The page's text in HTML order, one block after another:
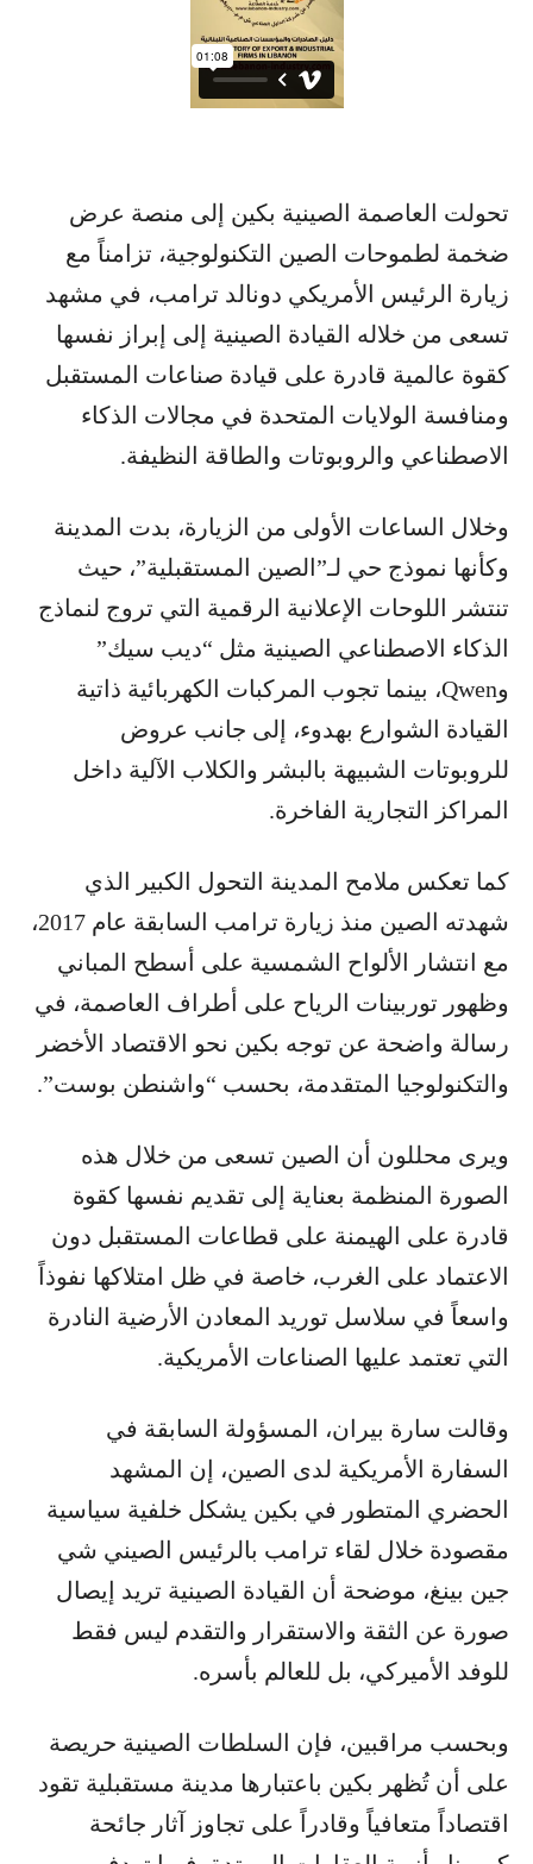
تحولت العاصمة الصينية بكين إلى منصة عرض
ضخمة لطموحات الصين التكنولوجية، تزامناً مع
زيارة الرئيس الأمريكي دونالد ترامب، في مشهد
تسعى من خلاله القيادة الصينية إلى إبراز نفسها
كقوة عالمية قادرة على قيادة صناعات المستقبل
ومنافسة الولايات المتحدة في مجالات الذكاء
الاصطناعي والروبوتات والطاقة النظيفة.
وخلال الساعات الأولى من الزيارة، بدت المدينة
وكأنها نموذج حي لـ”الصين المستقبلية”، حيث
تنتشر اللوحات الإعلانية الرقمية التي تروج لنماذج
الذكاء الاصطناعي الصينية مثل “ديب سيك”
وQwen، بينما تجوب المركبات الكهربائية ذاتية
القيادة الشوارع بهدوء، إلى جانب عروض
للروبوتات الشبيهة بالبشر والكلاب الآلية داخل
المراكز التجارية الفاخرة.
كما تعكس ملامح المدينة التحول الكبير الذي
شهدته الصين منذ زيارة ترامب السابقة عام 2017،
مع انتشار الألواح الشمسية على أسطح المباني
وظهور توربينات الرياح على أطراف العاصمة، في
رسالة واضحة عن توجه بكين نحو الاقتصاد الأخضر
والتكنولوجيا المتقدمة، بحسب “واشنطن بوست”.
ويرى محللون أن الصين تسعى من خلال هذه
الصورة المنظمة بعناية إلى تقديم نفسها كقوة
قادرة على الهيمنة على قطاعات المستقبل دون
الاعتماد على الغرب، خاصة في ظل امتلاكها نفوذاً
واسعاً في سلاسل توريد المعادن الأرضية النادرة
التي تعتمد عليها الصناعات الأمريكية.
وقالت سارة بيران، المسؤولة السابقة في
السفارة الأمريكية لدى الصين، إن المشهد
الحضري المتطور في بكين يشكل خلفية سياسية
مقصودة خلال لقاء ترامب بالرئيس الصيني شي
جين بينغ، موضحة أن القيادة الصينية تريد إيصال
صورة عن الثقة والاستقرار والتقدم ليس فقط
للوفد الأميركي، بل للعالم بأسره.
وبحسب مراقبين، فإن السلطات الصينية حريصة
على أن تُظهر بكين باعتبارها مدينة مستقبلية تقود
اقتصاداً متعافياً وقادراً على تجاوز آثار جائحة